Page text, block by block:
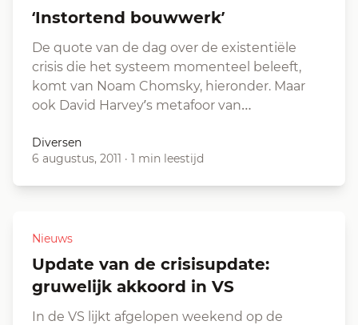
‘Instortend bouwwerk’
De quote van de dag over de existentiële
crisis die het systeem momenteel beleeft,
komt van Noam Chomsky, hieronder. Maar
ook David Harvey’s metafoor van…
Diversen
6 augustus, 2011 · 1 min leestijd
Nieuws
Update van de crisisupdate:
gruwelijk akkoord in VS
In de VS lijkt afgelopen weekend op de